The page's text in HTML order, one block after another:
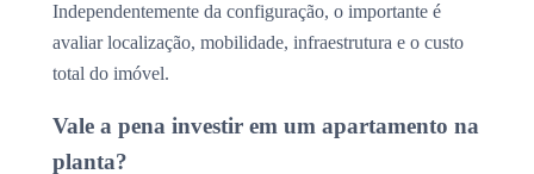
Independentemente da configuração, o importante é
avaliar localização, mobilidade, infraestrutura e o custo
total do imóvel.
Vale a pena investir em um apartamento na
planta?